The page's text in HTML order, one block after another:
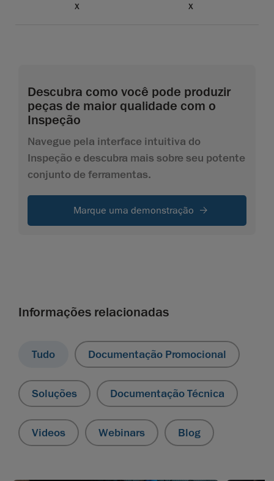
X X
Descubra como você pode produzir
peças de maior qualidade com o
Inspeção
Navegue pela interface intuitiva do
Inspeção e descubra mais sobre seu potente
conjunto de ferramentas.
Marque uma demonstração
Informações relacionadas
Tudo Documentação Promocional
Soluções Documentação Técnica
Videos Webinars Blog